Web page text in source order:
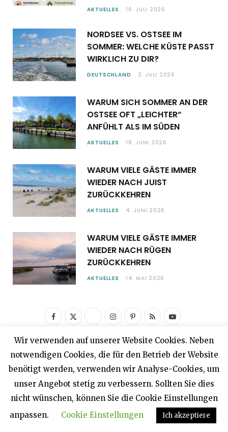
AKTUELLES 16. JULI 2026
NORDSEE VS. OSTSEE IM
SOMMER: WELCHE KÜSTE PASST
WIRKLICH ZU DIR?
DEUTSCHLAND 2. JULI 2026
WARUM SICH SOMMER AN DER
OSTSEE OFT „LEICHTER“
ANFÜHLT ALS IM SÜDEN
AKTUELLES 18. JUNI 2026
WARUM VIELE GÄSTE IMMER
WIEDER NACH JUIST
ZURÜCKKEHREN
AKTUELLES 4. JUNI 2026
WARUM VIELE GÄSTE IMMER
WIEDER NACH RÜGEN
ZURÜCKKEHREN
AKTUELLES 14. MAI 2026
F
e
b
o
X
T
w
i
t
t
I
s
t
a
g
r
P
t
e
r
e
R
S
Y
u
T
u
b
e
Top Urlaubsziele
Wir verwenden auf unserer Website Cookies. Neben
notwendigen Cookies, die für den Betrieb der Website
benötigt werden, verwenden wir Analyse-Cookies, um
unser Angebot stetig zu verbessern. Sollten Sie dies
nicht wünschen, können Sie die Cookie Einstellungen
anpassen.
Cookie Einstellungen Ich akzeptiere